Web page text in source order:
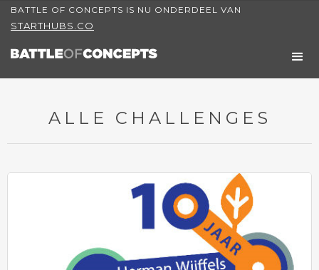
BATTLE OF CONCEPTS IS NU ONDERDEEL VAN
STARTHUBS.CO
ALLE CHALLENGES